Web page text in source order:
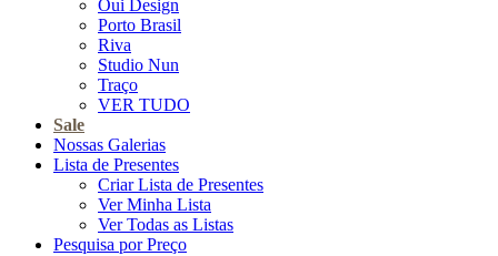
Oui Design
Porto Brasil
Riva
Studio Nun
Traço
VER TUDO
Sale
Nossas Galerias
Lista de Presentes
Criar Lista de Presentes
Ver Minha Lista
Ver Todas as Listas
Pesquisa por Preço